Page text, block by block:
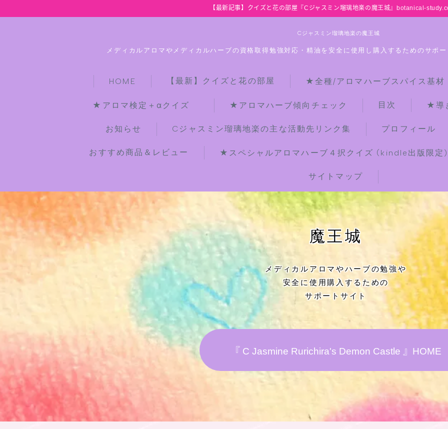
【最新記事】クイズと花の部屋『Cジャスミン瑠璃地楽の魔王城』botanical-
Cジャスミン瑠璃地楽の魔王城
メディカルアロマやメディカルハーブの資格取得勉強対応・精油を安全に使用し購入するためのサポ
HOME 【最新】クイズと花の部屋 ★全種/アロマハーブスパイス基
★アロマ検定＋αクイズ ★アロマハーブ傾向チェック 目次 ★導
お知らせ Cジャスミン瑠璃地楽の主な活動先リンク集 プロフィール
おすすめ商品＆レビュー ★スペシャルアロマハーブ４択クイズ (kindle出版限定)
サイトマップ
【最新】クイズと花の部屋
★全種/アロマハーブスパイス基材 プ
★アロマ検定＋αクイズ
★アロマハーブ傾向チェック
★導きの階層図/目次
お知らせ
Cジャスミン瑠璃地楽の主な活動先リン
ク集
魔王城
メディカルアロマやハーブの勉強や
安全に使用購入するための
サポートサイト
『 C Jasmine Rurichira's Demon Castle 』HOME